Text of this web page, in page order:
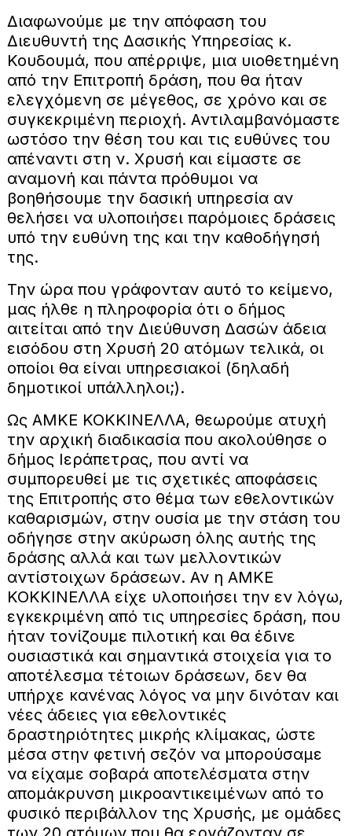
Διαφωνούμε με την απόφαση του
Διευθυντή της Δασικής Υπηρεσίας κ.
Κουδουμά, που απέρριψε, μια υιοθετημένη
από την Επιτροπή δράση, που θα ήταν
ελεγχόμενη σε μέγεθος, σε χρόνο και σε
συγκεκριμένη περιοχή. Αντιλαμβανόμαστε
ωστόσο την θέση του και τις ευθύνες του
απέναντι στη ν. Χρυσή και είμαστε σε
αναμονή και πάντα πρόθυμοι να
βοηθήσουμε την δασική υπηρεσία αν
θελήσει να υλοποιήσει παρόμοιες δράσεις
υπό την ευθύνη της και την καθοδήγησή
της.
Την ώρα που γράφονταν αυτό το κείμενο,
μας ήλθε η πληροφορία ότι ο δήμος
αιτείται από την Διεύθυνση Δασών άδεια
εισόδου στη Χρυσή 20 ατόμων τελικά, οι
οποίοι θα είναι υπηρεσιακοί (δηλαδή
δημοτικοί υπάλληλοι;).
Ως ΑΜΚΕ ΚΟΚΚΙΝΕΛΛΑ, θεωρούμε ατυχή
την αρχική διαδικασία που ακολούθησε ο
δήμος Ιεράπετρας, που αντί να
συμπορευθεί με τις σχετικές αποφάσεις
της Επιτροπής στο θέμα των εθελοντικών
καθαρισμών, στην ουσία με την στάση του
οδήγησε στην ακύρωση όλης αυτής της
δράσης αλλά και των μελλοντικών
αντίστοιχων δράσεων. Αν η ΑΜΚΕ
ΚΟΚΚΙΝΕΛΛΑ είχε υλοποιήσει την εν λόγω,
εγκεκριμένη από τις υπηρεσίες δράση, που
ήταν τονίζουμε πιλοτική και θα έδινε
ουσιαστικά και σημαντικά στοιχεία για το
αποτέλεσμα τέτοιων δράσεων, δεν θα
υπήρχε κανένας λόγος να μην δινόταν και
νέες άδειες για εθελοντικές
δραστηριότητες μικρής κλίμακας, ώστε
μέσα στην φετινή σεζόν να μπορούσαμε
να είχαμε σοβαρά αποτελέσματα στην
απομάκρυνση μικροαντικειμένων από το
φυσικό περιβάλλον της Χρυσής, με ομάδες